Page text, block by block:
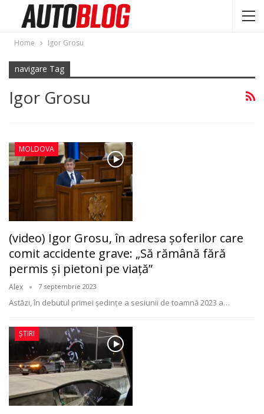
Home Igor Grosu
navigare Tag
Igor Grosu
MOLDOVA
(video) Igor Grosu, în adresa şoferilor care
comit accidente grave: „Să rămână fără
permis și pietoni pe viață”
Alex 7 septembrie 2023
Astăzi, în debutul primei şedinţe a sesiunii de toamnă 2023 a…
ȘTIRI